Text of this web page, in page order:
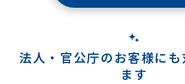
法人・官公庁のお客様に
ます